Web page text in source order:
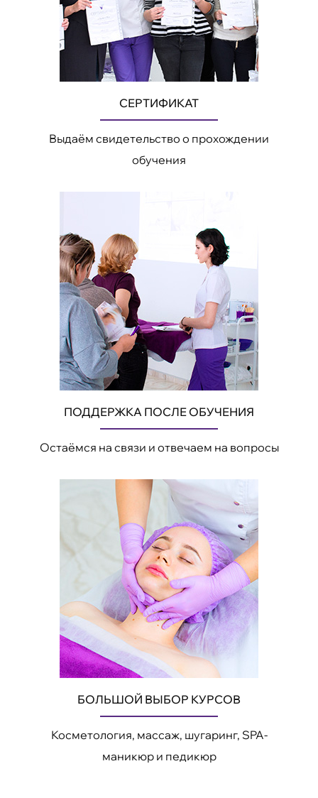
СЕРТИФИКАТ
Выдаём свидетельство о прохождении
обучения
ПОДДЕРЖКА ПОСЛЕ ОБУЧЕНИЯ
Остаёмся на связи и отвечаем на вопросы
БОЛЬШОЙ ВЫБОР КУРСОВ
Косметология, массаж, шугаринг, SPA-
маникюр и педикюр